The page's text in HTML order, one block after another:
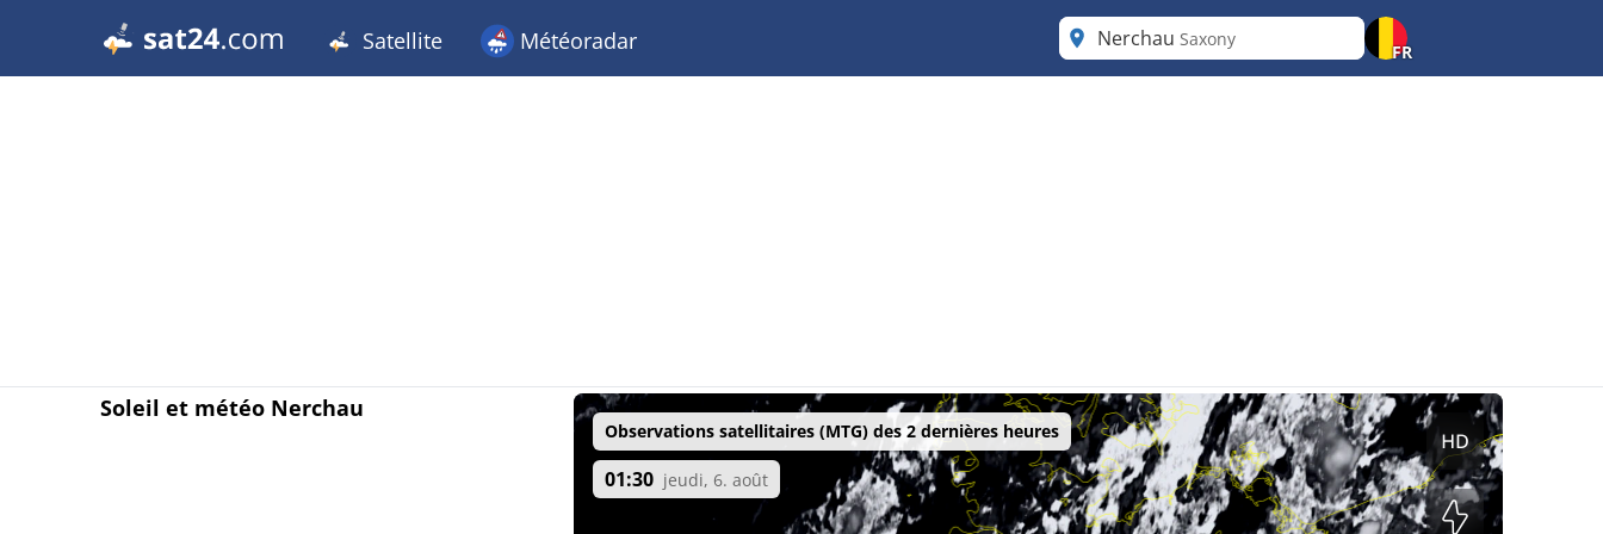
Satellite Météoradar Nerchau Saxony
FR
Soleil et météo Nerchau
Observations satellitaires (MTG) des 2 dernières heures
01:30 jeudi, 6. août